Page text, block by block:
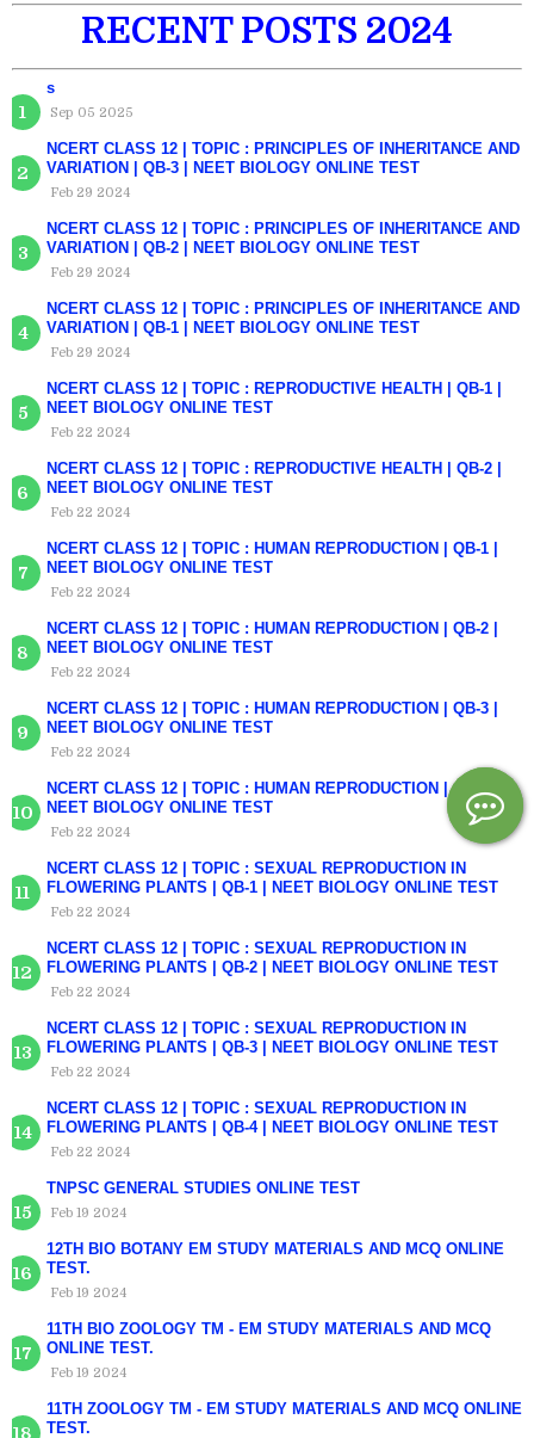
RECENT POSTS 2024
s
Sep 05 2025
NCERT CLASS 12 | TOPIC : PRINCIPLES OF INHERITANCE AND
VARIATION | QB-3 | NEET BIOLOGY ONLINE TEST
Feb 29 2024
NCERT CLASS 12 | TOPIC : PRINCIPLES OF INHERITANCE AND
VARIATION | QB-2 | NEET BIOLOGY ONLINE TEST
Feb 29 2024
NCERT CLASS 12 | TOPIC : PRINCIPLES OF INHERITANCE AND
VARIATION | QB-1 | NEET BIOLOGY ONLINE TEST
Feb 29 2024
NCERT CLASS 12 | TOPIC : REPRODUCTIVE HEALTH | QB-1 |
NEET BIOLOGY ONLINE TEST
Feb 22 2024
NCERT CLASS 12 | TOPIC : REPRODUCTIVE HEALTH | QB-2 |
NEET BIOLOGY ONLINE TEST
Feb 22 2024
NCERT CLASS 12 | TOPIC : HUMAN REPRODUCTION | QB-1 |
NEET BIOLOGY ONLINE TEST
Feb 22 2024
NCERT CLASS 12 | TOPIC : HUMAN REPRODUCTION | QB-2 |
NEET BIOLOGY ONLINE TEST
Feb 22 2024
NCERT CLASS 12 | TOPIC : HUMAN REPRODUCTION | QB-3 |
NEET BIOLOGY ONLINE TEST
Feb 22 2024
NCERT CLASS 12 | TOPIC : HUMAN REPRODUCTION | QB-4 |
NEET BIOLOGY ONLINE TEST
Feb 22 2024
NCERT CLASS 12 | TOPIC : SEXUAL REPRODUCTION IN
FLOWERING PLANTS | QB-1 | NEET BIOLOGY ONLINE TEST
Feb 22 2024
NCERT CLASS 12 | TOPIC : SEXUAL REPRODUCTION IN
FLOWERING PLANTS | QB-2 | NEET BIOLOGY ONLINE TEST
Feb 22 2024
NCERT CLASS 12 | TOPIC : SEXUAL REPRODUCTION IN
FLOWERING PLANTS | QB-3 | NEET BIOLOGY ONLINE TEST
Feb 22 2024
NCERT CLASS 12 | TOPIC : SEXUAL REPRODUCTION IN
FLOWERING PLANTS | QB-4 | NEET BIOLOGY ONLINE TEST
Feb 22 2024
TNPSC GENERAL STUDIES ONLINE TEST
Feb 19 2024
12TH BIO BOTANY EM STUDY MATERIALS AND MCQ ONLINE
TEST.
Feb 19 2024
11TH BIO ZOOLOGY TM - EM STUDY MATERIALS AND MCQ
ONLINE TEST.
Feb 19 2024
11TH ZOOLOGY TM - EM STUDY MATERIALS AND MCQ ONLINE
TEST.